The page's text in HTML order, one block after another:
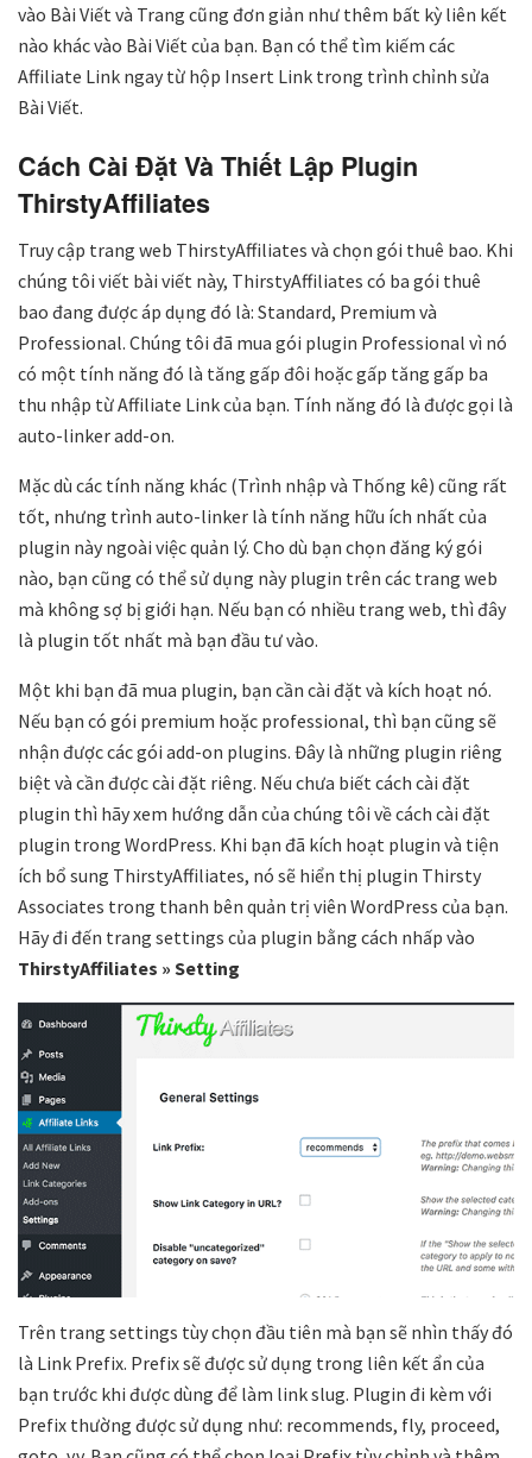
vào Bài Viết và Trang cũng đơn giản như thêm bất kỳ liên kết
nào khác vào Bài Viết của bạn. Bạn có thể tìm kiếm các
Affiliate Link ngay từ hộp Insert Link trong trình chỉnh sửa
Bài Viết.
Cách Cài Đặt Và Thiết Lập Plugin
ThirstyAffiliates
Truy cập trang web ThirstyAffiliates và chọn gói thuê bao. Khi
chúng tôi viết bài viết này, ThirstyAffiliates có ba gói thuê
bao đang được áp dụng đó là: Standard, Premium và
Professional. Chúng tôi đã mua gói plugin Professional vì nó
có một tính năng đó là tăng gấp đôi hoặc gấp tăng gấp ba
thu nhập từ Affiliate Link của bạn. Tính năng đó là được gọi là
auto-linker add-on.
Mặc dù các tính năng khác (Trình nhập và Thống kê) cũng rất
tốt, nhưng trình auto-linker là tính năng hữu ích nhất của
plugin này ngoài việc quản lý. Cho dù bạn chọn đăng ký gói
nào, bạn cũng có thể sử dụng này plugin trên các trang web
mà không sợ bị giới hạn. Nếu bạn có nhiều trang web, thì đây
là plugin tốt nhất mà bạn đầu tư vào.
Một khi bạn đã mua plugin, bạn cần cài đặt và kích hoạt nó.
Nếu bạn có gói premium hoặc professional, thì bạn cũng sẽ
nhận được các gói add-on plugins. Đây là những plugin riêng
biệt và cần được cài đặt riêng. Nếu chưa biết cách cài đặt
plugin thì hãy xem hướng dẫn của chúng tôi về cách cài đặt
plugin trong WordPress. Khi bạn đã kích hoạt plugin và tiện
ích bổ sung ThirstyAffiliates, nó sẽ hiển thị plugin Thirsty
Associates trong thanh bên quản trị viên WordPress của bạn.
Hãy đi đến trang settings của plugin bằng cách nhấp vào
ThirstyAffiliates » Setting
Trên trang settings tùy chọn đầu tiên mà bạn sẽ nhìn thấy đó
là Link Prefix. Prefix sẽ được sử dụng trong liên kết ẩn của
bạn trước khi được dùng để làm link slug. Plugin đi kèm với
Prefix thường được sử dụng như: recommends, fly, proceed,